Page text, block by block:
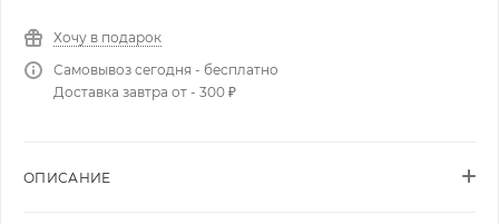
Хочу в подарок
Самовывоз сегодня - бесплатно
Доставка завтра от - 300 ₽
ОПИСАНИЕ